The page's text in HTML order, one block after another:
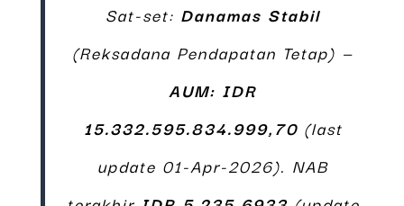
Sat-set: Danamas Stabil
(Reksadana Pendapatan Tetap) —
AUM: IDR
15.332.595.834.999,70(last
update 01-Apr-2026). NAB